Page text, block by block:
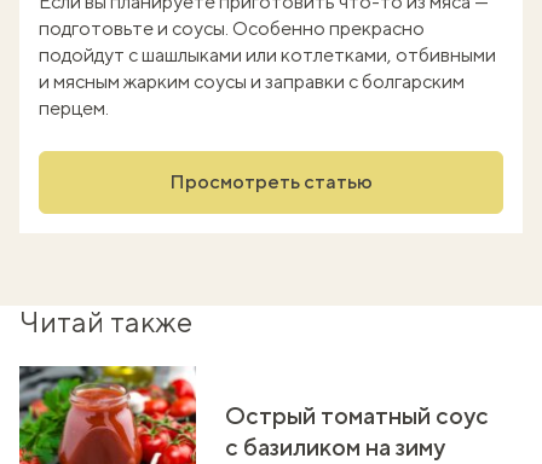
подготовьте и соусы. Особенно прекрасно
подойдут с шашлыками или котлетками, отбивными
и мясным жарким соусы и заправки с болгарским
перцем.
Просмотреть статью
Читай также
Острый томатный соус
с базиликом на зиму